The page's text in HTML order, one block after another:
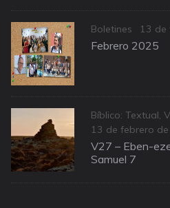
Categories
Boletines
on
13 de
Febrero 2025
Categories
Bíblico: Textual,
Posted
on
13 de febrero
V27 – Eben-
Samuel 7